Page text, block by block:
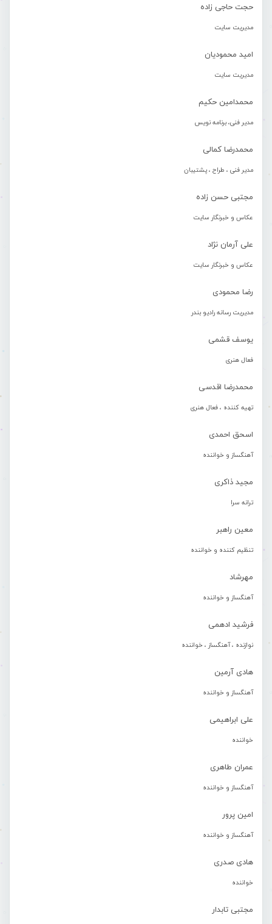
حجت حاجی زاده
مدیریت سایت
امید محمودیان
مدیریت سایت
محمدامین حکیم
مدیر فنی، برنامه نویس
محمدرضا کمالی
مدیر فنی ، طراح ، پشتیبان
مجتبی حسن زاده
عکاس و خبرنگار سایت
علی آرمان نژاد
عکاس و خبرنگار سایت
رضا محمودی
مدیریت رسانه رادیو بندر
یوسف قشمی
فعال هنری
محمدرضا اقدسی
تهیه کننده ، فعال هنری
اسحق احمدی
آهنگساز و خواننده
مجید ذاکری
ترانه سرا
معین راهبر
تنظیم کننده و خواننده
مهرشاد
آهنگساز و خواننده
فرشید ادهمی
نوازنده ، آهنگساز ، خواننده
هادی آرمین
آهنگساز و خواننده
علی ابراهیمی
خواننده
عمران طاهری
آهنگساز و خواننده
امین پرور
آهنگساز و خواننده
هادی صدری
خواننده
مجتبی تابدار